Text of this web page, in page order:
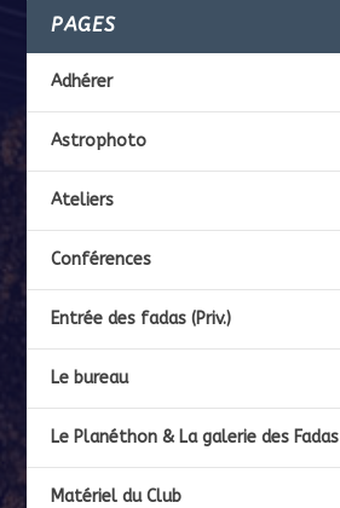
PAGES
Adhérer
Astrophoto
Ateliers
Conférences
Entrée des fadas (Priv.)
Le bureau
Le Planéthon & La galerie des Fadas
Matériel du Club